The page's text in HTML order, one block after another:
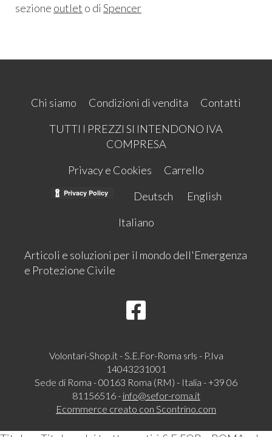
sezione outlet o di Spencer
Chi siamo Condizioni di vendita
Contatti
TUTTI I PREZZI SI INTENDONO IVA
COMPRESA
Privacy e Cookies
Carrello
Deutsch
English
Italiano
Articoli e soluzioni per il mondo dell'Emergenza
e Protezione Civile
Volontari-Shop.it - S.E.For-Roma srls - P.Iva
14043231001
Sede di Roma - 00163 Roma (RM) - Italia - +39 06
81156516 - info@sefor-roma.it
Ecommerce creato con Scontrino.com